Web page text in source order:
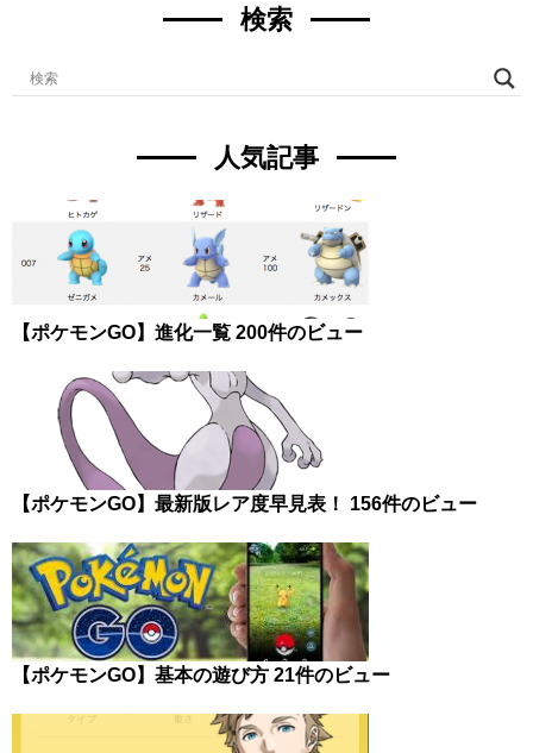
検索
人気記事
【ポケモンGO】進化一覧 200件のビュー
【ポケモンGO】最新版レア度早見表！ 156件のビュー
【ポケモンGO】基本の遊び方 21件のビュー